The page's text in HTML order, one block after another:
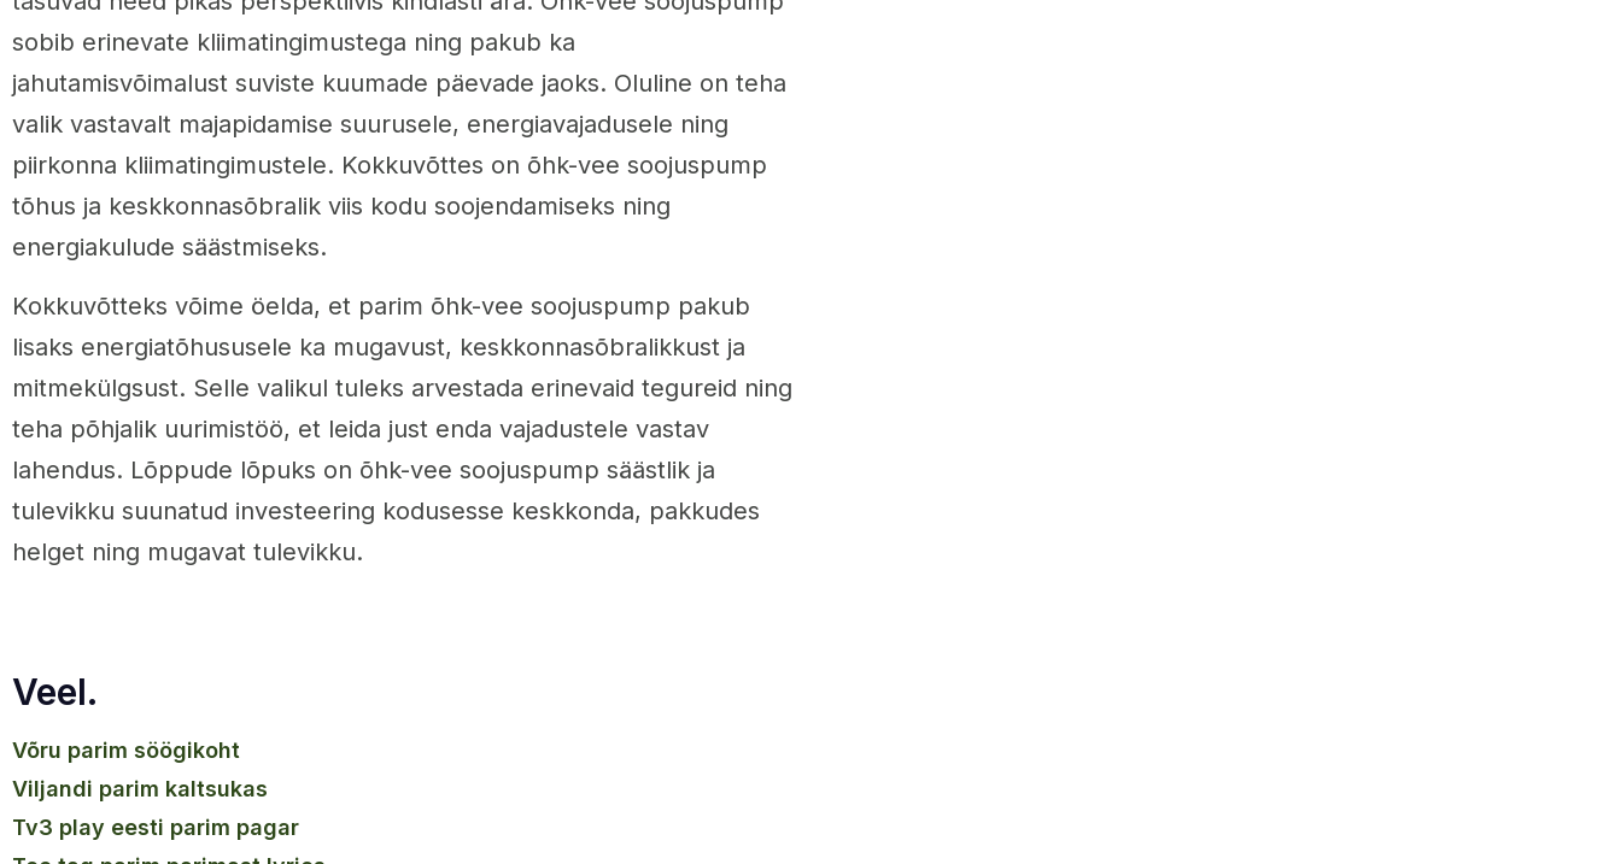
sobib erinevate kliimatingimustega ning pakub ka
jahutamisvõimalust suviste kuumade päevade jaoks. Oluline on teha
valik vastavalt majapidamise suurusele, energiavajadusele ning
piirkonna kliimatingimustele. Kokkuvõttes on õhk-vee soojuspump
tõhus ja keskkonnasõbralik viis kodu soojendamiseks ning
energiakulude säästmiseks.
Kokkuvõtteks võime öelda, et parim õhk-vee soojuspump pakub
lisaks energiatõhususele ka mugavust, keskkonnasõbralikkust ja
mitmekülgsust. Selle valikul tuleks arvestada erinevaid tegureid ning
teha põhjalik uurimistöö, et leida just enda vajadustele vastav
lahendus. Lõppude lõpuks on õhk-vee soojuspump säästlik ja
tulevikku suunatud investeering kodusesse keskkonda, pakkudes
helget ning mugavat tulevikku.
Veel.
võru parim söögikoht
viljandi parim kaltsukas
tv3 play eesti parim pagar